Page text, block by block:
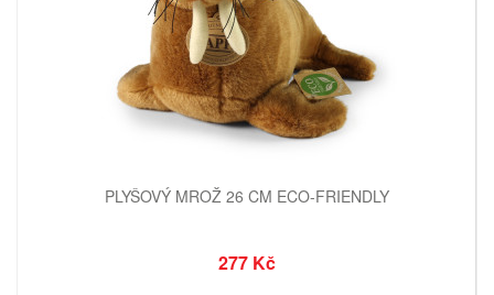
PLYŠOVÝ MROŽ 26 CM ECO-FRIENDLY
277 Kč